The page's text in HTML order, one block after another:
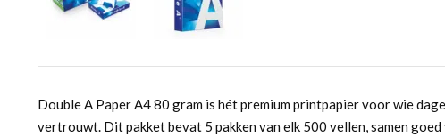
Double A Paper A4 80 gram is hét premium printpapier voor wie
vertrouwt. Dit pakket bevat 5 pakken van elk 500 vellen, samen